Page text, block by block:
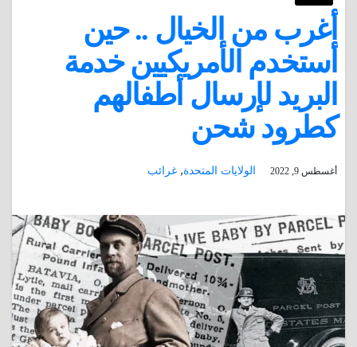
أغرب من الخيال .. حين
أستخدم الأمريكيين خدمة
البريد لإرسال أطفالهم
كطرود شحن
أغسطس 9, 2022 الولايات المتحدة, غرائب